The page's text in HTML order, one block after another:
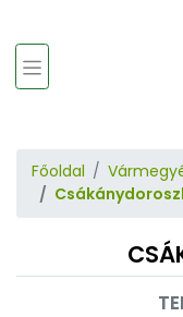
Főoldal